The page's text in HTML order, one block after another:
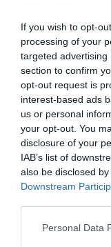
If you wish to opt-
processing of your
targeted
section to confirm
opt-out request is
interest-based ads
us or personal
your opt-out. You
disclosure of your
IAB’s list of
also be disclosed
Downstream
Please note that
Personal Data
Ειδήσεις
Μαύρη
στην πρώτη
πολέμου
5G παντού,
βρίσκεται η
τεχνολογική